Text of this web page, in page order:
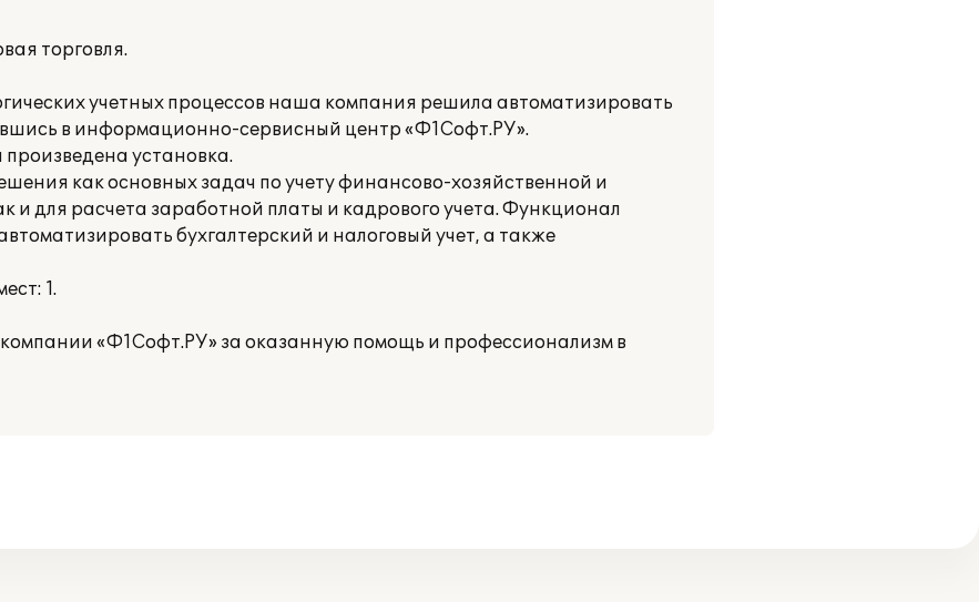
торговля.
учетных процессов наша компания решила автоматизировать
в информационно-сервисный центр «Ф1Софт.РУ».
установка.
как основных задач по учету финансово-хозяйственной и
и для расчета заработной платы и кадрового учета. Функционал
бухгалтерский и налоговый учет, а также
1.
«Ф1Софт.РУ» за оказанную помощь и профессионализм в